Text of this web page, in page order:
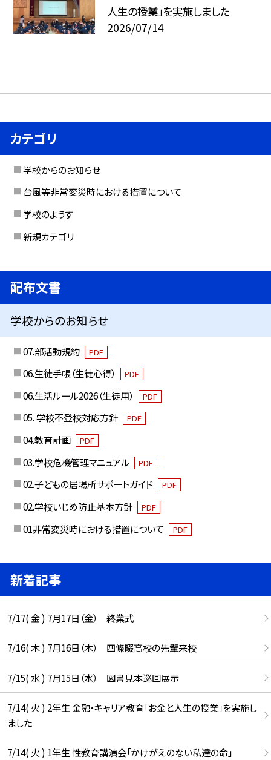
人生の授業」を実施しました
2026/07/14
カテゴリ
学校からのお知らせ
台風等非常変災時における措置について
学校のようす
新規カテゴリ
配布文書
学校からのお知らせ
07.部活動規約 PDF
06.生徒手帳（生徒心得） PDF
06.生活ルール2026（生徒用） PDF
05. 学校不登校対応方針 PDF
04.教育計画 PDF
03.学校危機管理マニュアル PDF
02.子どもの居場所サポートガイド PDF
02.学校いじめ防止基本方針 PDF
01非常変災時における措置について PDF
新着記事
7/17( 金 ) 7月17日（金） 終業式
7/16( 木 ) 7月16日（木） 四條畷高校の先輩来校
7/15( 水 ) 7月15日（水） 図書見本巡回展示
7/14( 火 ) 2年生 金融・キャリア教育「お金と人生の授業」を実施し
ました
7/14( 火 ) 1年生 性教育講演会「かけがえのない私達の命」